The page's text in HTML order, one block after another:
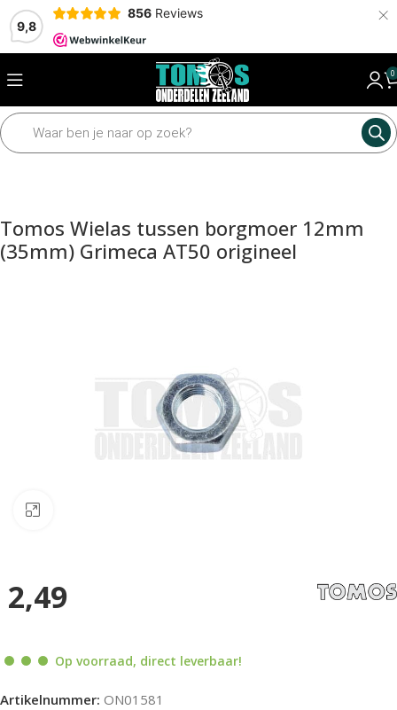
9,8
856 Reviews ×
0
Home Mechanisch Wielen en assen Assen en toebehoren
Tomos Wielas tussen borgmoer 12mm
(35mm) Grimeca AT50 origineel
2,49
Op voorraad, direct leverbaar!
Artikelnummer: ON01581